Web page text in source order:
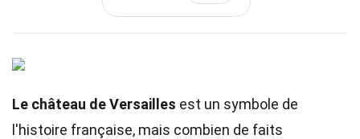
Le château de Versailles est un symbole de
l'histoire française, mais combien de faits